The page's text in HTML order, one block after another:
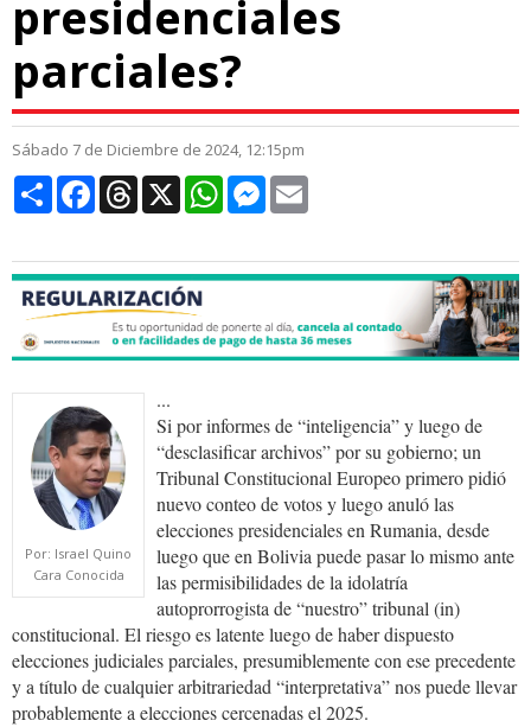
presidenciales
parciales?
Sábado 7 de Diciembre de 2024, 12:15pm
CompartirFacebookThreads
X WhatsAppMessenger
Por: Israel Quino
Cara Conocida
...
Si por informes de “inteligencia” y luego de
“desclasificar archivos” por su gobierno; un
Tribunal Constitucional Europeo primero pidió
nuevo conteo de votos y luego anuló las
elecciones presidenciales en Rumania, desde
luego que en Bolivia puede pasar lo mismo ante
las permisibilidades de la idolatría
autoprorrogista de “nuestro” tribunal (in)
constitucional. El riesgo es latente luego de haber dispuesto
elecciones judiciales parciales, presumiblemente con ese precedente
y a título de cualquier arbitrariedad “interpretativa” nos puede llevar
probablemente a elecciones cercenadas el 2025.